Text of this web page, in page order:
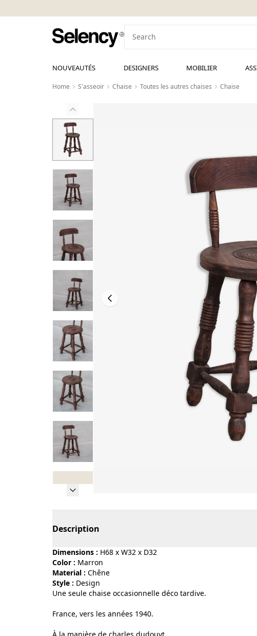
NOUVEAUTÉS DESIGNERS MOBILIER
Home S'asseoir Chaise Toutes les autres chaises Chaise
Description
Dimensions : H68 x W32 x D32
Color :
marron
Material :
chêne
Style :
design
Une seule chaise occasionnelle déco tardive.
France, vers les années 1940.